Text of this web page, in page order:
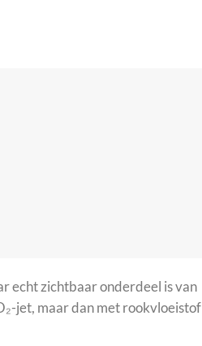
echt zichtbaar onderdeel is van
jet, maar dan met rookvloeistof